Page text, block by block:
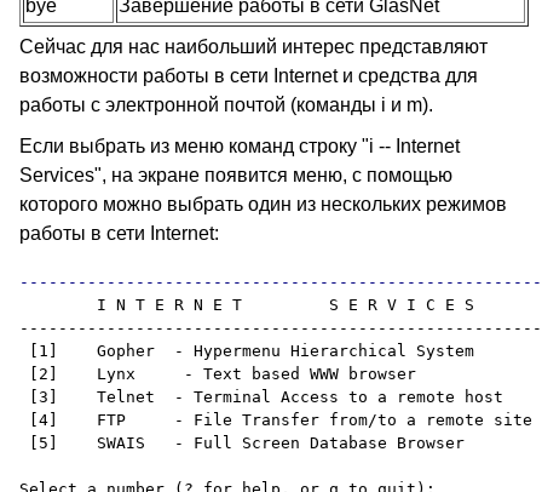
bye
Завершение работы в сети GlasNet
Сейчас для нас наибольший интерес представляют
возможности работы в сети Internet и средства для
работы с электронной почтой (команды i и m).
Если выбрать из меню команд строку "i -- Internet
Services", на экране появится меню, с помощью
которого можно выбрать один из нескольких режимов
работы в сети Internet:
        I N T E R N E T         S E R V I C E S
[1]    Gopher  - Hypermenu Hierarchical System
[2]    Lynx     - Text based WWW browser
[3]    Telnet  - Terminal Access to a remote host
[4]    FTP     - File Transfer from/to a remote site
[5]    SWAIS   - Full Screen Database Browser